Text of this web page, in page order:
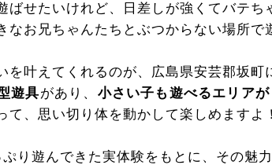
ばせたいけれど、日差しが強くてバテち
なお兄ちゃんたちとぶつからない場所で
を叶えてくれるのが、広島県安芸郡坂町
遊具があり、 小さい子も遊べるエリア
て、思い切り体を動かして楽しめますよ！
り遊んできた実体験をもとに、その魅